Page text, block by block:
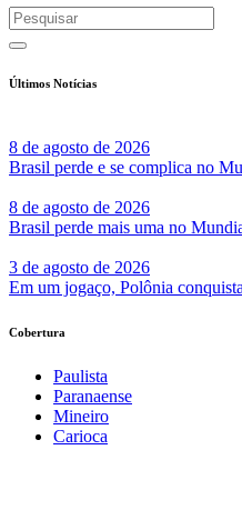
Últimos Notícias
8 de agosto de 2026
Brasil perde e se complica no
8 de agosto de 2026
Brasil perde mais uma no
3 de agosto de 2026
Em um jogaço, Polônia
Cobertura
Paulista
Paranaense
Mineiro
Carioca